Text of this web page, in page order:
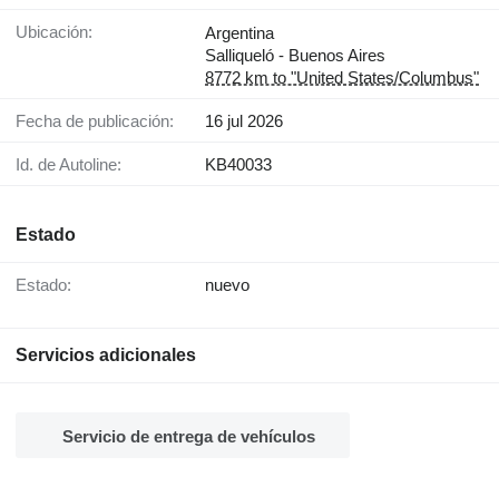
Ubicación:
Argentina
Salliqueló - Buenos Aires
8772 km to "United States/Columbus"
Fecha de publicación: 16 jul 2026
Id. de Autoline: KB40033
Estado
Estado: nuevo
Servicios adicionales
Servicio de entrega de vehículos